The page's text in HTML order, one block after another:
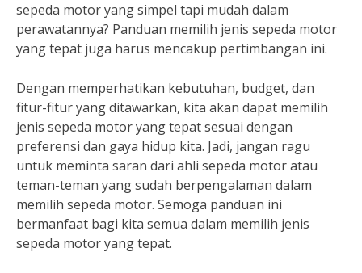
sepeda motor yang simpel tapi mudah dalam
perawatannya? Panduan memilih jenis sepeda motor
yang tepat juga harus mencakup pertimbangan ini.
Dengan memperhatikan kebutuhan, budget, dan
fitur-fitur yang ditawarkan, kita akan dapat memilih
jenis sepeda motor yang tepat sesuai dengan
preferensi dan gaya hidup kita. Jadi, jangan ragu
untuk meminta saran dari ahli sepeda motor atau
teman-teman yang sudah berpengalaman dalam
memilih sepeda motor. Semoga panduan ini
bermanfaat bagi kita semua dalam memilih jenis
sepeda motor yang tepat.